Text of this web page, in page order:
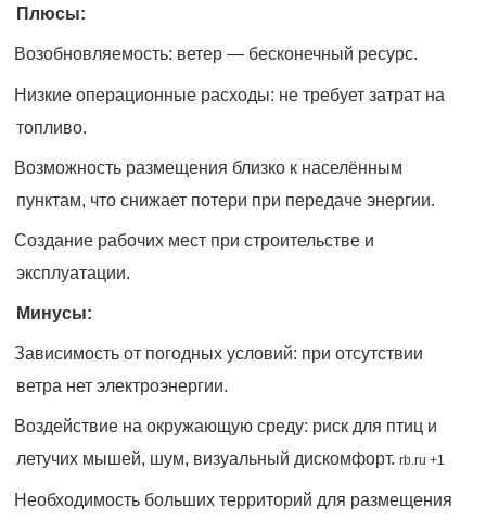
Плюсы:
Возобновляемость: ветер — бесконечный ресурс.
Низкие операционные расходы: не требует затрат на
топливо.
Возможность размещения близко к населённым
пунктам, что снижает потери при передаче энергии.
Создание рабочих мест при строительстве и
эксплуатации.
Минусы:
Зависимость от погодных условий: при отсутствии
ветра нет электроэнергии.
Воздействие на окружающую среду: риск для птиц и
летучих мышей, шум, визуальный дискомфорт. rb.ru +1
Необходимость больших территорий для размещения